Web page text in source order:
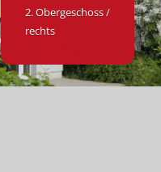
2. Obergeschoss /
rechts